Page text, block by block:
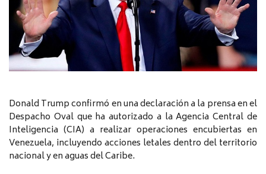
Donald Trump confirmó en una declaración a la prensa en el
Despacho Oval que ha autorizado a la Agencia Central de
Inteligencia (CIA) a realizar operaciones encubiertas en
Venezuela, incluyendo acciones letales dentro del territorio
nacional y en aguas del Caribe.